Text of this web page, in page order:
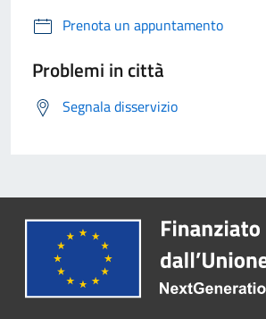
Prenota un appuntamento
Problemi in città
Segnala disservizio